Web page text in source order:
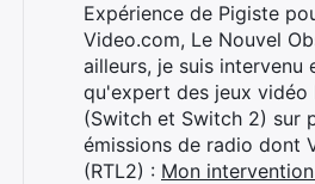
Expérience de Pigiste
Video.com, Le Nouvel
ailleurs, je suis intervenu
qu'expert des jeux vidéo
(Switch et Switch 2) sur
émissions de radio dont
(RTL2) : Mon
Rechercher
: